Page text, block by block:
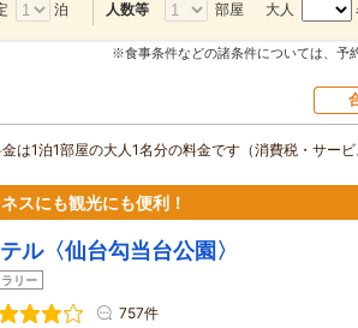
泊 人数等 部屋 大人
※食事条件などの諸条件については、予
は1泊1部屋の大人1名分の料金です（消費税・サービ
スにも観光にも便利！
ル〈仙台勾当台公園〉
リー
757件